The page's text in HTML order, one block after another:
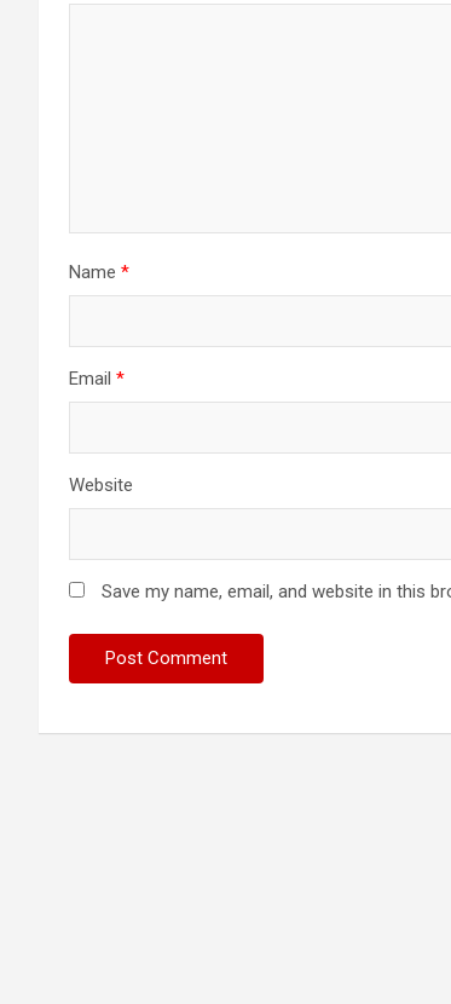
Name *
Email *
Website
Save my name, email, and website in this